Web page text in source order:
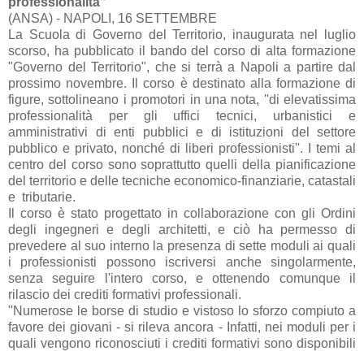
(ANSA) - NAPOLI, 16 SETTEMBRE
La Scuola di Governo del Territorio, inaugurata nel luglio
scorso, ha pubblicato il bando del corso di alta formazione
"Governo del Territorio", che si terrà a Napoli a partire dal
prossimo novembre. Il corso è destinato alla formazione di
figure, sottolineano i promotori in una nota, ''di elevatissima
professionalità per gli uffici tecnici, urbanistici e
amministrativi di enti pubblici e di istituzioni del settore
pubblico e privato, nonché di liberi professionisti''. I temi al
centro del corso sono soprattutto quelli della pianificazione
del territorio e delle tecniche economico-finanziarie, catastali
e tributarie.
Il corso è stato progettato in collaborazione con gli Ordini
degli ingegneri e degli architetti, e ciò ha permesso di
prevedere al suo interno la presenza di sette moduli ai quali
i professionisti possono iscriversi anche singolarmente,
senza seguire l'intero corso, e ottenendo comunque il
rilascio dei crediti formativi professionali.
''Numerose le borse di studio e vistoso lo sforzo compiuto a
favore dei giovani - si rileva ancora - Infatti, nei moduli per i
quali vengono riconosciuti i crediti formativi sono disponibili